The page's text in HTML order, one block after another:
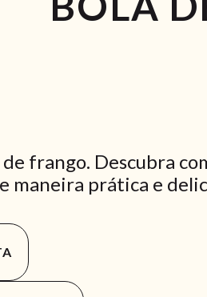
frango. Descubra
maneira prática e